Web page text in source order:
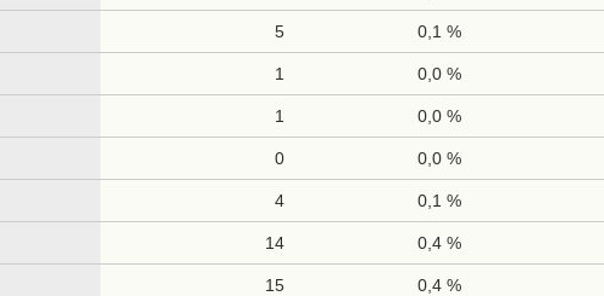
5 0,1 %
1 0,0 %
1 0,0 %
0 0,0 %
4 0,1 %
14 0,4 %
15 0,4 %